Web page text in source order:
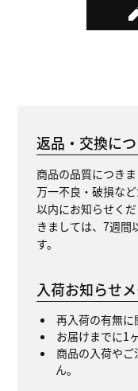
返品・交換に
商品の品質につき
万一不良・破損な
以内にお知らせく
きましては、7週間
す。
入荷お知らせ
再入荷の有無に
お届けまでに1
商品の入荷や
ん。